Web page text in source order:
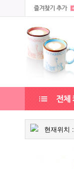
현재위치 :